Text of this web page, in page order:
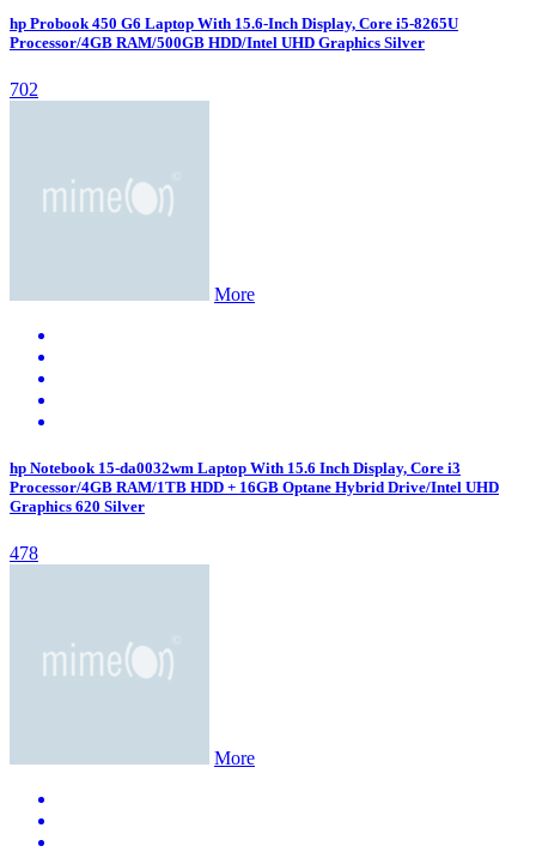
hp Probook 450 G6 Laptop With 15.6-Inch Display, Core i5-8265U
Processor/4GB RAM/500GB HDD/Intel UHD Graphics Silver
702
More
hp Notebook 15-da0032wm Laptop With 15.6 Inch Display, Core i3
Processor/4GB RAM/1TB HDD + 16GB Optane Hybrid Drive/Intel UHD
Graphics 620 Silver
478
More